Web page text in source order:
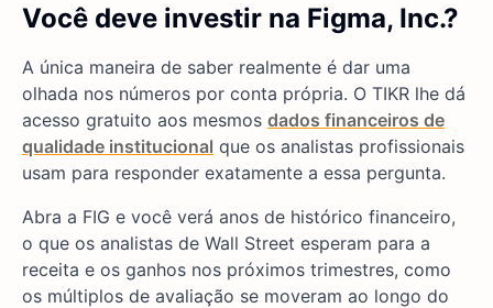
Você deve investir na Figma, Inc.?
A única maneira de saber realmente é dar uma
olhada nos números por conta própria. O TIKR lhe dá
acesso gratuito aos mesmos dados financeiros de
qualidade institucional que os analistas profissionais
usam para responder exatamente a essa pergunta.
Abra a FIG e você verá anos de histórico financeiro,
o que os analistas de Wall Street esperam para a
receita e os ganhos nos próximos trimestres, como
os múltiplos de avaliação se moveram ao longo do